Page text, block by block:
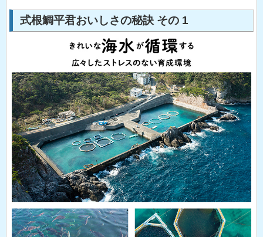
式根鯛平君おいしさの秘訣 その 1